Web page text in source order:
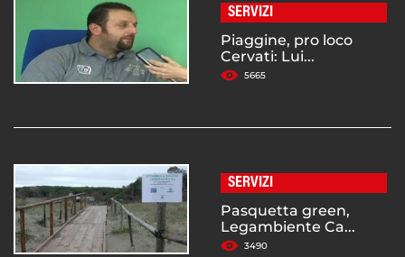
SERVIZI
Piaggine, pro loco
Cervati: Lui...
5665
SERVIZI
Pasquetta green,
Legambiente Ca...
3490